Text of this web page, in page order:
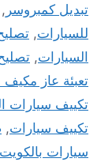
تبديل كمبروسر ,
للسيارات,
السيارات,
تعبئة عاز مكيف
تكييف سيارات
تكييف سيارات,
سيارات بالكويت